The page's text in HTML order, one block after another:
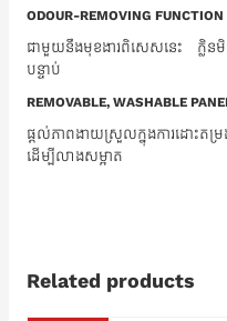
ODOUR-REMOVING FUNCTION
ជាមួយនឹងមុខងារពិសេសនេះ​ ក្លិនមិ
បន្ទាប់
REMOVABLE, WASHABLE
ផ្តល់ភាពងាយស្រួលក្នុងការដោ
ដើម្បីលាងសម្អាត
Related products